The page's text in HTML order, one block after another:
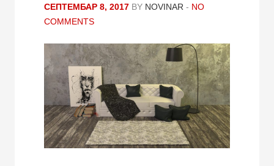
СЕПТЕМБАР 8, 2017 BY NOVINAR - NO
COMMENTS